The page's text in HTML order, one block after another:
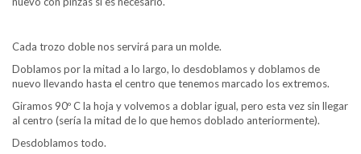
Cada trozo doble nos servirá para un molde.
Doblamos por la mitad a lo largo, lo desdoblamos y doblamos de
nuevo llevando hasta el centro que tenemos marcado los extremos.
Giramos 90º C la hoja y volvemos a doblar igual, pero esta vez sin llegar
al centro (sería la mitad de lo que hemos doblado anteriormente).
Desdoblamos todo.